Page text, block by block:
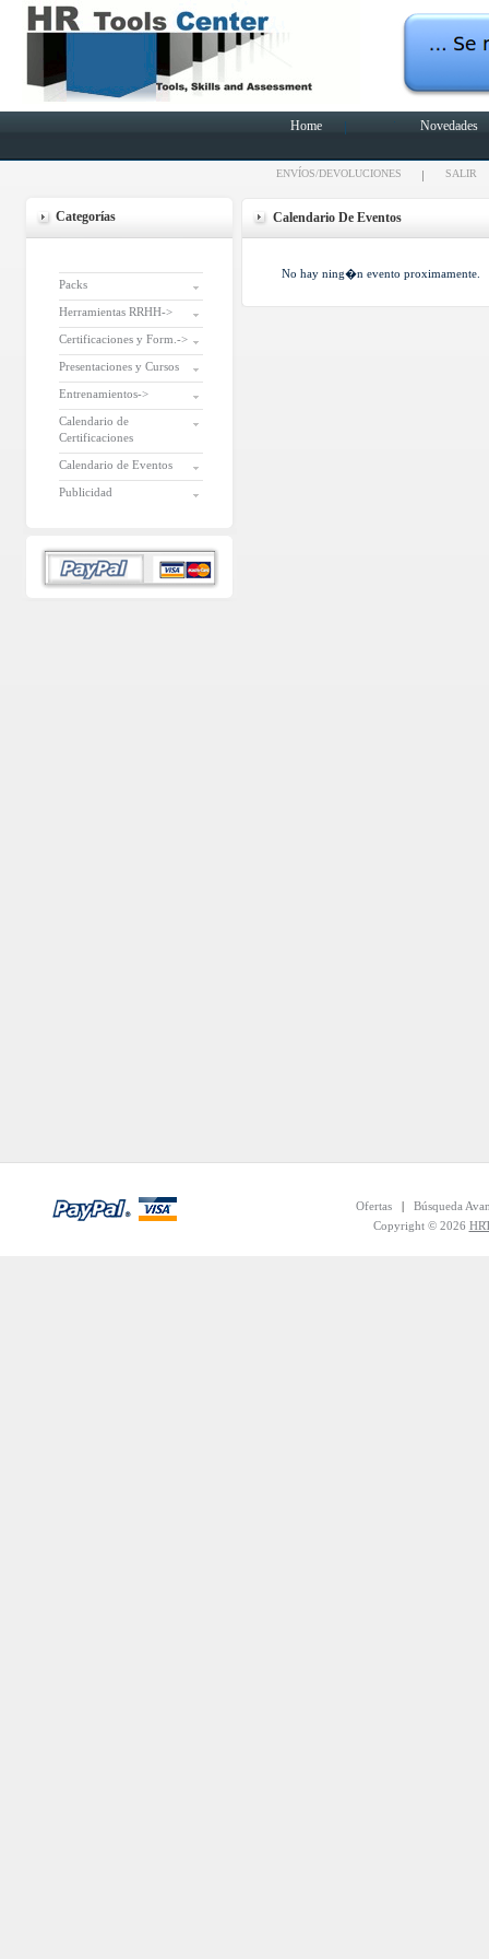
Home Novedades
ENVÍOS/DEVOLUCIONES SALIR
Categorías
Packs
Herramientas RRHH->
Certificaciones y Form.->
Presentaciones y Cursos
Entrenamientos->
Calendario de
Certificaciones
Calendario de Eventos
Publicidad
Calendario De Eventos
No hay ning�n evento proximamente.
Ofertas| Búsqueda
Copyright © 2026